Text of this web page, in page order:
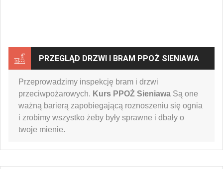
PRZEGLĄD DRZWI I BRAM PPOŻ SIENIAWA
Przeprowadzimy inspekcję bram i drzwi
przeciwpożarowych. Kurs PPOŻ Sieniawa Są one
ważną barierą zapobiegającą roznoszeniu się ognia
i zrobimy wszystko żeby były sprawne i dbały o
twoje mienie.